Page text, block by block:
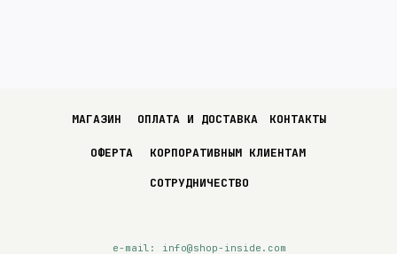
e-mail: info@shop-inside.com
МАГАЗИН ОПЛАТА И ДОСТАВКА КОНТАКТЫ
СОТРУДНИЧЕСТВО
ОФЕРТА КОРПОРАТИВНЫМ КЛИЕНТАМ